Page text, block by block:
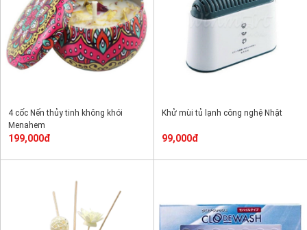
4 cốc Nến thủy tinh không khói
Menahem
199,000đ
Khử mùi tủ lạnh công nghệ Nhật
99,000đ